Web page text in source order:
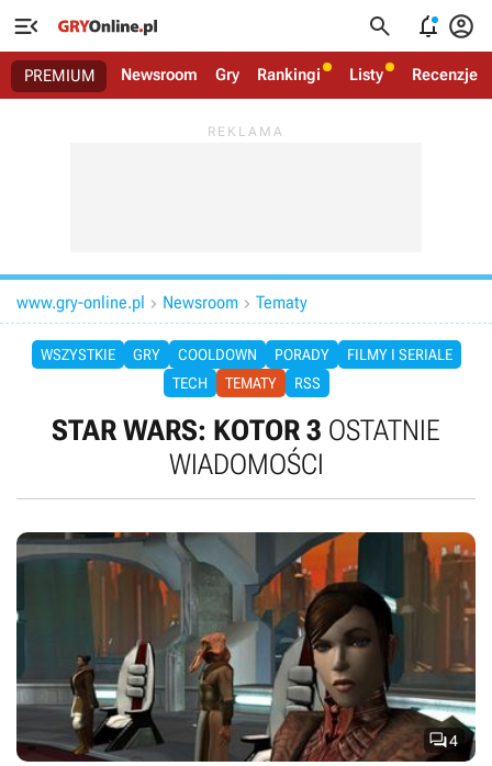
   
PREMIUM Newsroom Gry Rankingi Listy Recenzje
www.gry-online.pl  Newsroom  Tematy
WSZYSTKIE GRY COOLDOWN PORADY
FILMY I SERIALE
TECH
TEMATY RSS
STAR WARS: KOTOR 3 OSTATNIE
WIADOMOŚCI
4